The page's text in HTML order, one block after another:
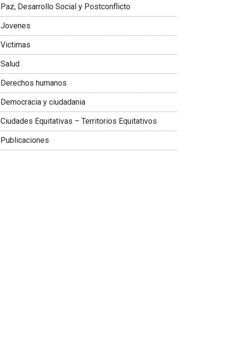
Paz, Desarrollo Social y Postconflicto
Jovenes
Victimas
Salud
Derechos humanos
Democracia y ciudadania
Ciudades Equitativas – Territorios Equitativos
Publicaciones